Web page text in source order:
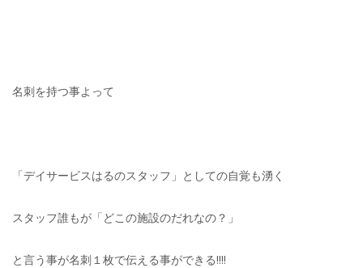
名刺を持つ事よって
「デイサービスはるのスタッフ」としての自覚も湧く
スタッフ誰もが「どこの施設のだれなの？」
と言う事が名刺１枚で伝える事ができる!!!!